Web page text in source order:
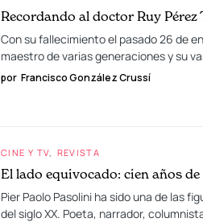
Recordando al doctor Ruy Pérez
Con su fallecimiento el pasado 26 de
maestro de varias generaciones y su
por Francisco González Crussí
CINE Y TV REVISTA
El lado equivocado: cien años
Pier Paolo Pasolini ha sido una de las
del siglo XX. Poeta, narrador,